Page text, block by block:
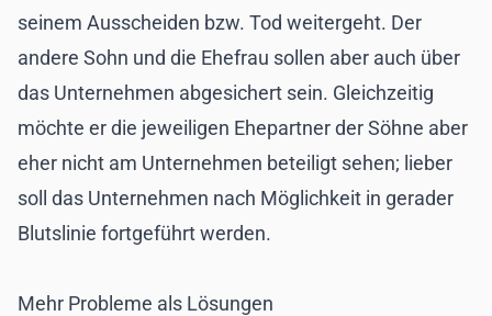
seinem Ausscheiden bzw. Tod weitergeht. Der
andere Sohn und die Ehefrau sollen aber auch über
das Unternehmen abgesichert sein. Gleichzeitig
möchte er die jeweiligen Ehepartner der Söhne aber
eher nicht am Unternehmen beteiligt sehen; lieber
soll das Unternehmen nach Möglichkeit in gerader
Blutslinie fortgeführt werden.
Mehr Probleme als Lösungen